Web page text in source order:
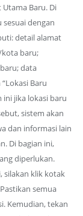
Baru. Di
dengan
detail alamat
kota baru;
data
Baru
ini jika lokasi baru
sistem akan
dan informasi lain
Di bagian ini,
diperlukan.
silakan klik kotak
semua
Kemudian, tekan